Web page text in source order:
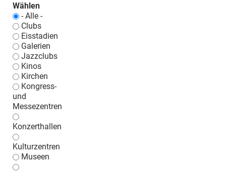
Wählen
- Alle -
Clubs
Eisstadien
Galerien
Jazzclubs
Kinos
Kirchen
Kongress-
und
Messezentren
Konzerthallen
Kulturzentren
Museen